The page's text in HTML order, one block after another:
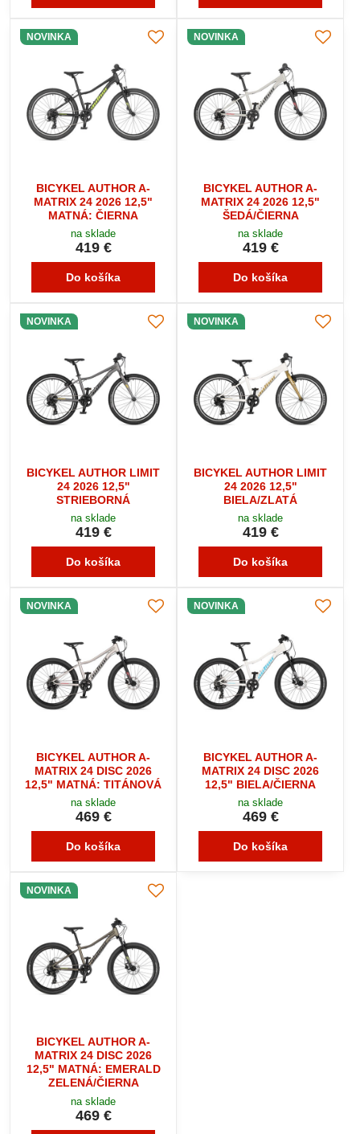
NOVINKA
BICYKEL AUTHOR A-
MATRIX 24 2026 12,5"
MATNÁ: ČIERNA
na sklade
419 €
Do košíka
NOVINKA
BICYKEL AUTHOR A-
MATRIX 24 2026 12,5"
ŠEDÁ/ČIERNA
na sklade
419 €
Do košíka
NOVINKA
BICYKEL AUTHOR LIMIT
24 2026 12,5"
STRIEBORNÁ
na sklade
419 €
Do košíka
NOVINKA
BICYKEL AUTHOR LIMIT
24 2026 12,5"
BIELA/ZLATÁ
na sklade
419 €
Do košíka
NOVINKA
BICYKEL AUTHOR A-
MATRIX 24 DISC 2026
12,5" MATNÁ: TITÁNOVÁ
na sklade
469 €
Do košíka
NOVINKA
BICYKEL AUTHOR A-
MATRIX 24 DISC 2026
12,5" BIELA/ČIERNA
na sklade
469 €
Do košíka
NOVINKA
BICYKEL AUTHOR A-
MATRIX 24 DISC 2026
12,5" MATNÁ: EMERALD
ZELENÁ/ČIERNA
na sklade
469 €